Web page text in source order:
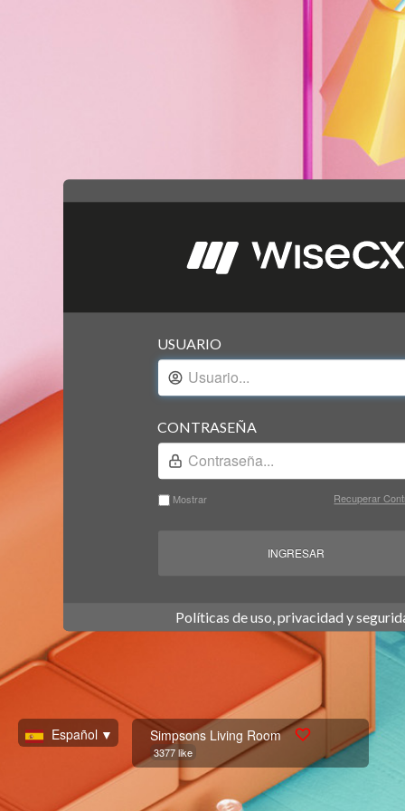
USUARIO
CONTRASEÑA
Mostrar Recuperar
INGRESAR
Políticas de uso, privacidad y
Español ▼ Simpsons Living Room
3377 like